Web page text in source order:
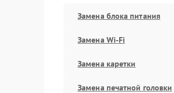
Замена блока питания
Замена Wi-Fi
Замена каретки
Замена печатной головки